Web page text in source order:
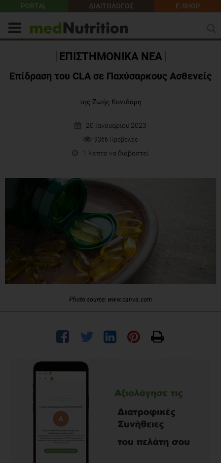
PORTAL ΔΙΑΙΤΟΛΟΓΟΣ E-SHOP
ΕΠΙΣΤΗΜΟΝΙΚΑ ΝΕΑ
Επίδραση του CLA σε Παχύσαρκους Ασθενείς
της Ζωής Κονιδάρη
20 Ιανουαρίου 2023
9366 Προβολές
1 λεπτό να διαβαστεί
Photo source: www.canva.com